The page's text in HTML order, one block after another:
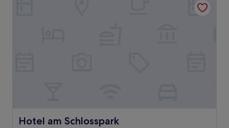
Hotel am Schlosspark
Hotel am Schlosspark